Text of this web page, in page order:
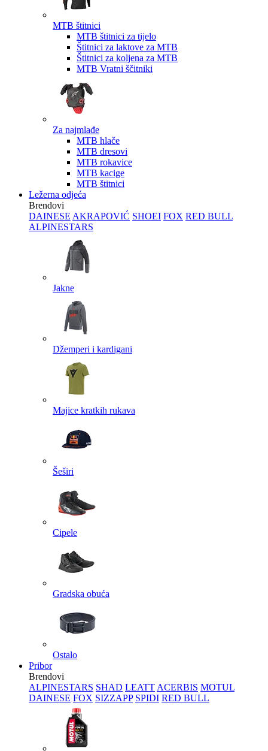
MTB štitnici
MTB štitnici za tijelo
Štitnici za laktove za MTB
Štitnici za koljena za MTB
MTB Vratni ščitniki
Za najmlađe
MTB hlače
MTB dresovi
MTB rokavice
MTB kacige
MTB štitnici
Ležerna odjeća
Brendovi
DAINESE AKRAPOVIĆ SHOEI FOX RED BULL
ALPINESTARS
Jakne
Džemperi i kardigani
Majice kratkih rukava
Šeširi
Cipele
Gradska obuća
Ostalo
Pribor
Brendovi
ALPINESTARS SHAD LEATT ACERBIS MOTUL
DAINESE FOX SIZZAPP SPIDI RED BULL